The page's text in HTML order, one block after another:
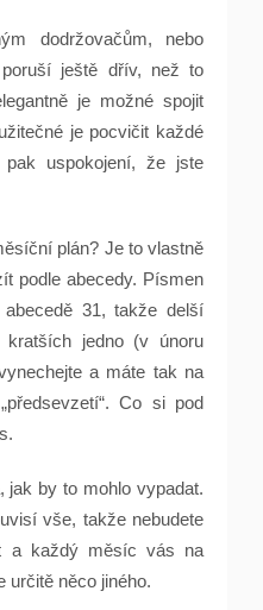
dodržovačům, nebo
ještě dřív, než to
je možné spojit
je pocvičit každé
uspokojení, že jste
plán? Je to vlastně
podle abecedy. Písmen
31, takže delší
jedno (v únoru
a máte tak na
Co si pod
jak by to mohlo vypadat.
vše, takže nebudete
a každý měsíc vás na
určitě něco jiného.